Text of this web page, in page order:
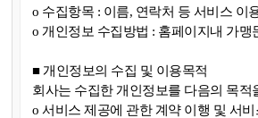
ο 수집항목 : 이름, 연락처 등 서비스 이
ο 개인정보 수집방법 : 홈페이지내 가맹
■ 개인정보의 수집 및 이용목적
회사는 수집한 개인정보를 다음의 목적
ο 서비스 제공에 관한 계약 이행 및 서비